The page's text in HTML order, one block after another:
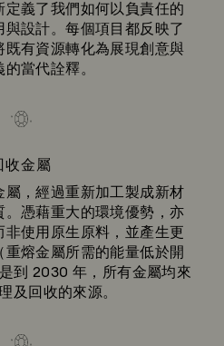
義了我們如何以負責任的
設計。每個項目都反映了
既有資源轉化為展現創意與
當代詮釋。
收金屬
屬，經過重新加工製成新材
。憑藉重大的環境優勢，亦
非使用原生原料，並產生更
熔金屬所需的能量低於開
到 2030 年，所有金屬均來
及回收的來源。